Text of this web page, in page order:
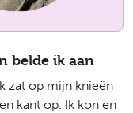
belde ik aan
zat op mijn knieën
kant op. Ik kon en